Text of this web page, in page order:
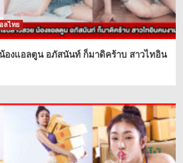
ลไทย
องแอลตูน อภัสนันท์ ก็มาดิคร้าบ สาวไทอิน